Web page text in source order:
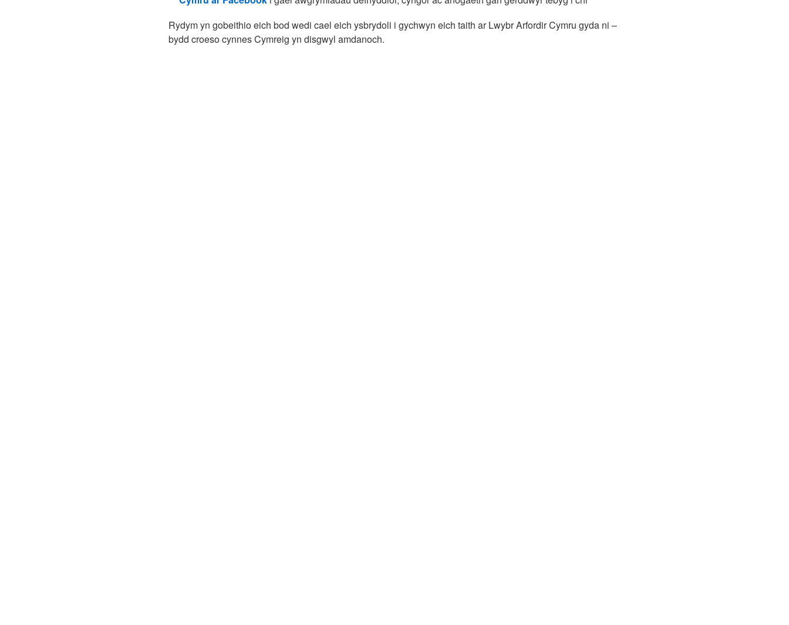
Rydym yn gobeithio eich bod wedi cael eich ysbrydoli i gychwyn eich taith ar Lwybr Arfordir Cymru gyda ni –
bydd croeso cynnes Cymreig yn disgwyl amdanoch.